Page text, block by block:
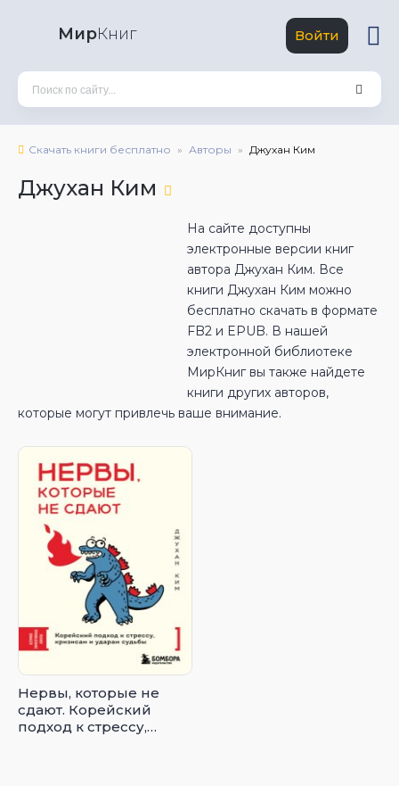
МирКниг Войти
Скачать книги бесплатно Авторы Джухан Ким
Джухан Ким
На сайте доступны
электронные версии книг
автора Джухан Ким. Все
книги Джухан Ким можно
бесплатно скачать в формате
FB2 и EPUB. В нашей
электронной библиотеке
МирКниг вы также найдете
книги других авторов,
которые могут привлечь ваше внимание.
Нервы, которые не
сдают. Корейский
подход к стрессу,